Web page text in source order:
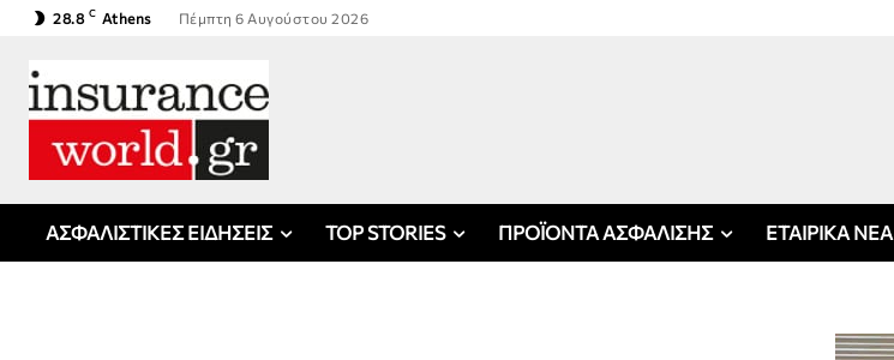
28.8 C Athens Πέμπτη 6 Αυγούστου 2026
ΑΣΦΑΛΙΣΤΙΚΕΣ ΕΙΔΗΣΕΙΣ TOP STORIES ΠΡΟΪΟΝΤΑ ΑΣΦΑΛΙΣΗΣ ΕΤΑΙΡΙΚΑ ΝΕΑ